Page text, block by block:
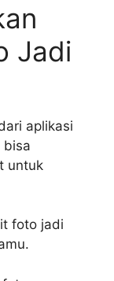
Jadi
aplikasi
bisa
untuk
foto jadi